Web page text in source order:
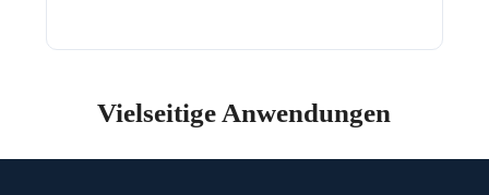
Vielseitige Anwendungen